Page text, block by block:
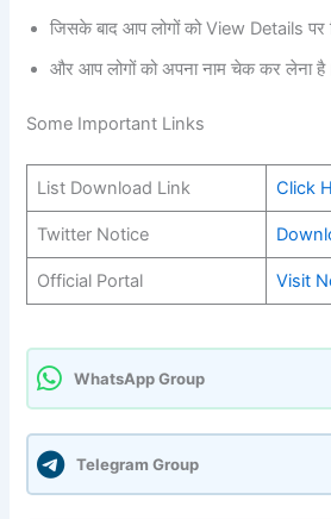
जिसके बाद आप लोगों को View Details पर
और आप लोगों को अपना नाम चेक कर लेना
Some Important Links
List Download Link Click
Twitter Notice
Official Portal Visit
WhatsApp Group
Telegram Group